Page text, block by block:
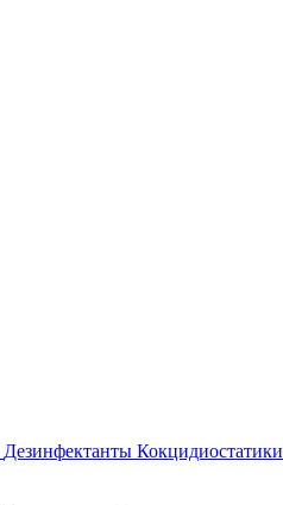
Дезинфектанты Кокцидиостатики